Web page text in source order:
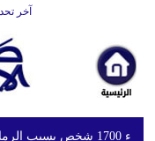
آخر تحديث 18:44:55